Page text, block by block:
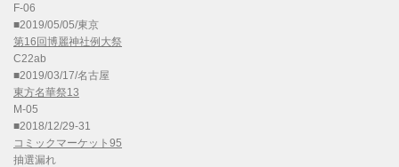
F-06
■2019/05/05/東京
第16回博麗神社例大祭
C22ab
■2019/03/17/名古屋
東方名華祭13
M-05
■2018/12/29-31
コミックマーケット95
抽選漏れ